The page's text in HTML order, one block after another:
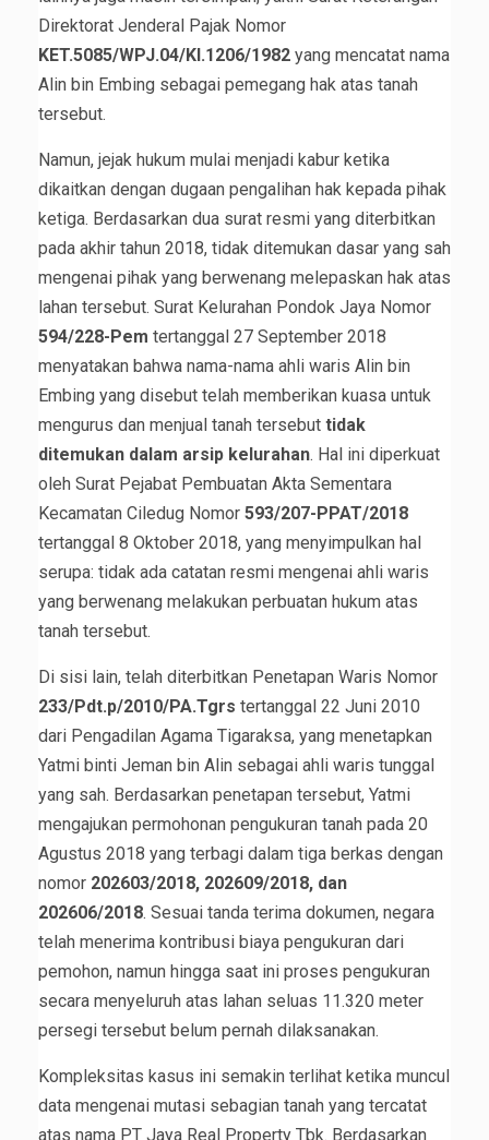
Direktorat Jenderal Pajak Nomor
KET.5085/WPJ.04/KI.1206/1982 yang mencatat nama
Alin bin Embing sebagai pemegang hak atas tanah
tersebut.
Namun, jejak hukum mulai menjadi kabur ketika
dikaitkan dengan dugaan pengalihan hak kepada pihak
ketiga. Berdasarkan dua surat resmi yang diterbitkan
pada akhir tahun 2018, tidak ditemukan dasar yang sah
mengenai pihak yang berwenang melepaskan hak atas
lahan tersebut. Surat Kelurahan Pondok Jaya Nomor
594/228-Pem tertanggal 27 September 2018
menyatakan bahwa nama-nama ahli waris Alin bin
Embing yang disebut telah memberikan kuasa untuk
mengurus dan menjual tanah tersebut tidak
ditemukan dalam arsip kelurahan. Hal ini diperkuat
oleh Surat Pejabat Pembuatan Akta Sementara
Kecamatan Ciledug Nomor 593/207-PPAT/2018
tertanggal 8 Oktober 2018, yang menyimpulkan hal
serupa: tidak ada catatan resmi mengenai ahli waris
yang berwenang melakukan perbuatan hukum atas
tanah tersebut.
Di sisi lain, telah diterbitkan Penetapan Waris Nomor
233/Pdt.p/2010/PA.Tgrs tertanggal 22 Juni 2010
dari Pengadilan Agama Tigaraksa, yang menetapkan
Yatmi binti Jeman bin Alin sebagai ahli waris tunggal
yang sah. Berdasarkan penetapan tersebut, Yatmi
mengajukan permohonan pengukuran tanah pada 20
Agustus 2018 yang terbagi dalam tiga berkas dengan
nomor 202603/2018, 202609/2018, dan
202606/2018. Sesuai tanda terima dokumen, negara
telah menerima kontribusi biaya pengukuran dari
pemohon, namun hingga saat ini proses pengukuran
secara menyeluruh atas lahan seluas 11.320 meter
persegi tersebut belum pernah dilaksanakan.
Kompleksitas kasus ini semakin terlihat ketika muncul
data mengenai mutasi sebagian tanah yang tercatat
atas nama PT Jaya Real Property Tbk. Berdasarkan